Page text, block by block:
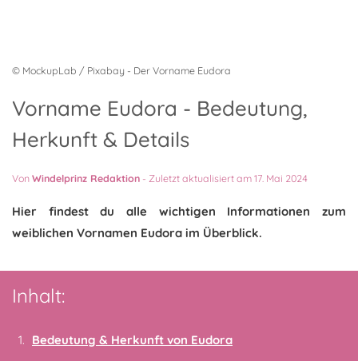
© MockupLab / Pixabay - Der Vorname Eudora
Vorname Eudora - Bedeutung,
Herkunft & Details
VonWindelprinz Redaktion - Zuletzt aktualisiert am 17. Mai 2024
Hier findest du alle wichtigen Informationen zum
weiblichen Vornamen Eudora im Überblick.
Inhalt:
Bedeutung & Herkunft von Eudora